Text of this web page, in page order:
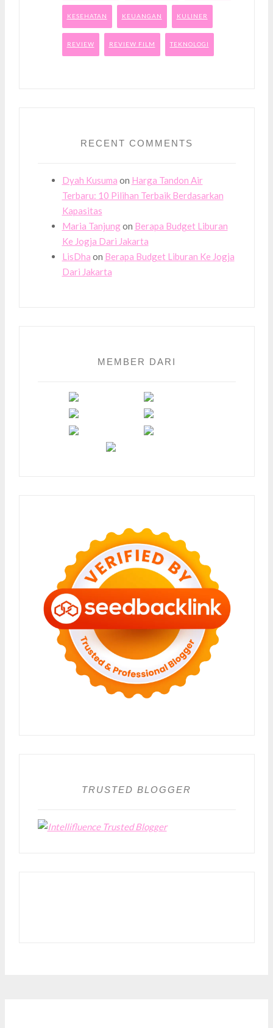
KESEHATAN KEUANGAN KULINER
REVIEW REVIEW FILM TEKNOLOGI
RECENT COMMENTS
Dyah Kusuma on Harga Tandon Air
Terbaru: 10 Pilihan Terbaik Berdasarkan
Kapasitas
Maria Tanjungon Berapa Budget Liburan
Ke Jogja Dari Jakarta
LisDha on Berapa Budget Liburan Ke Jogja
Dari Jakarta
MEMBER DARI
TRUSTED BLOGGER